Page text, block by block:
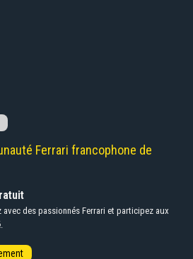
Ferrari francophone de
avec des passionnés Ferrari et participez aux